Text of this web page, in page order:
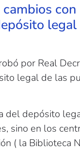
por Real
legal de las
del depósito
sino en los
( la Biblioteca